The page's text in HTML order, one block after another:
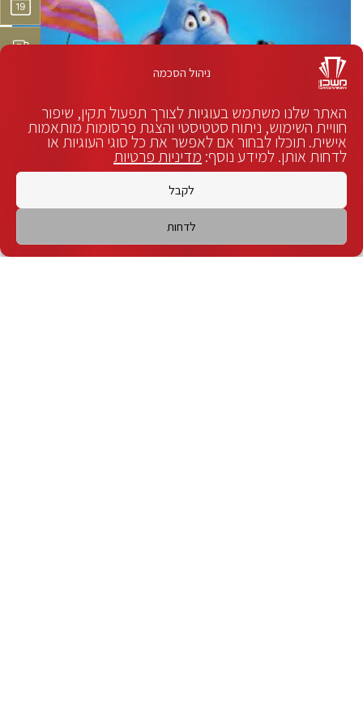
ניהול הסכמה
האתר שלנו משתמש בעוגיות לצורך תפעול תקין, שיפור
חוויית השימוש, ניתוח סטטיסטי והצגת פרסומות מותאמות
אישית. תוכלו לבחור אם לאפשר את כל סוגי העוגיות או
לדחות אותן. למידע נוסף: מדיניות פרטיות
לקבל
לדחות